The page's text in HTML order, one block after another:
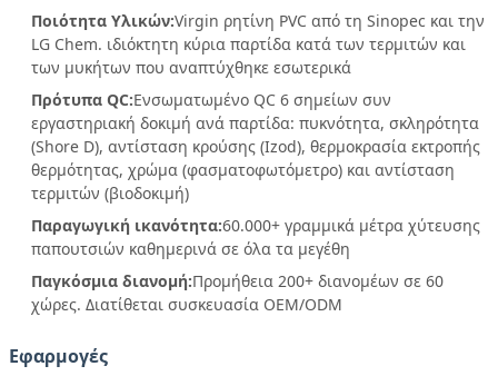
Ποιότητα Υλικών:Virgin ρητίνη PVC από τη Sinopec και την
LG Chem. ιδιόκτητη κύρια παρτίδα κατά των τερμιτών και
των μυκήτων που αναπτύχθηκε εσωτερικά
Πρότυπα QC:Ενσωματωμένο QC 6 σημείων συν
εργαστηριακή δοκιμή ανά παρτίδα: πυκνότητα, σκληρότητα
(Shore D), αντίσταση κρούσης (Izod), θερμοκρασία εκτροπής
θερμότητας, χρώμα (φασματοφωτόμετρο) και αντίσταση
τερμιτών (βιοδοκιμή)
Παραγωγική ικανότητα:60.000+ γραμμικά μέτρα χύτευσης
παπουτσιών καθημερινά σε όλα τα μεγέθη
Παγκόσμια διανομή:Προμήθεια 200+ διανομέων σε 60
χώρες. Διατίθεται συσκευασία OEM/ODM
Εφαρμογές